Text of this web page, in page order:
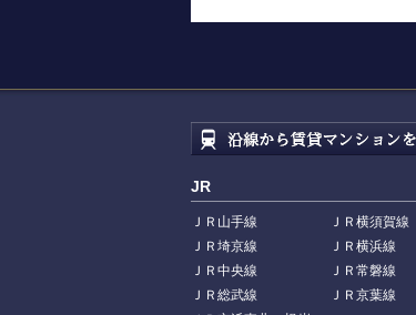
JR
ＪＲ山手線
ＪＲ横須賀線
ＪＲ埼京線
ＪＲ横浜線
ＪＲ中央線
ＪＲ常磐線
ＪＲ総武線
ＪＲ京葉線